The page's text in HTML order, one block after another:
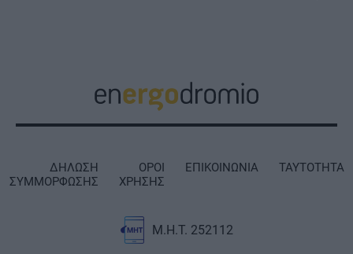
Μ.Η.Τ. 252112
ΔΗΛΩΣΗ
ΣΥΜΜΟΡΦΩΣΗΣ
ΟΡΟΙ
ΧΡΗΣΗΣ
ΕΠΙΚΟΙΝΩΝΙΑ ΤΑΥΤΟΤΗΤΑ